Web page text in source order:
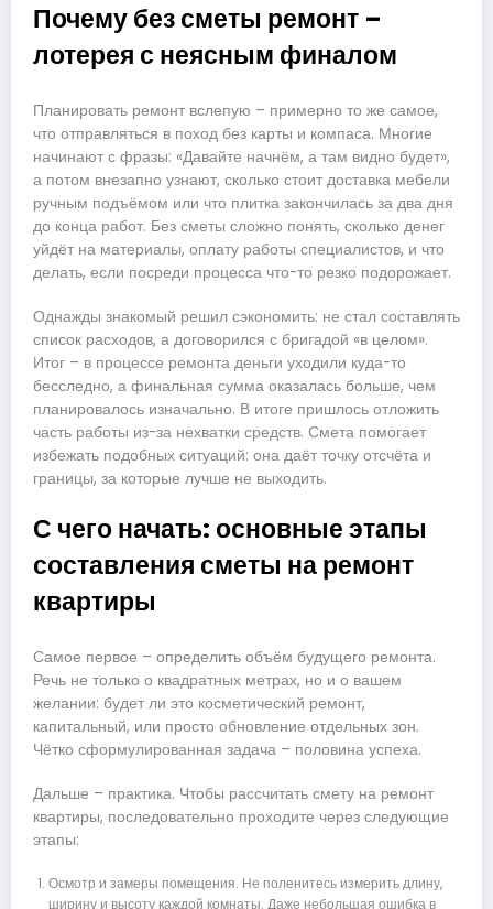
Почему без сметы ремонт –
лотерея с неясным финалом
Планировать ремонт вслепую – примерно то же самое,
что отправляться в поход без карты и компаса. Многие
начинают с фразы: «Давайте начнём, а там видно будет»,
а потом внезапно узнают, сколько стоит доставка мебели
ручным подъёмом или что плитка закончилась за два дня
до конца работ. Без сметы сложно понять, сколько денег
уйдёт на материалы, оплату работы специалистов, и что
делать, если посреди процесса что-то резко подорожает.
Однажды знакомый решил сэкономить: не стал составлять
список расходов, а договорился с бригадой «в целом».
Итог – в процессе ремонта деньги уходили куда-то
бесследно, а финальная сумма оказалась больше, чем
планировалось изначально. В итоге пришлось отложить
часть работы из-за нехватки средств. Смета помогает
избежать подобных ситуаций: она даёт точку отсчёта и
границы, за которые лучше не выходить.
С чего начать: основные этапы
составления сметы на ремонт
квартиры
Самое первое – определить объём будущего ремонта.
Речь не только о квадратных метрах, но и о вашем
желании: будет ли это косметический ремонт,
капитальный, или просто обновление отдельных зон.
Чётко сформулированная задача – половина успеха.
Дальше – практика. Чтобы рассчитать смету на ремонт
квартиры, последовательно проходите через следующие
этапы:
Осмотр и замеры помещения. Не поленитесь измерить длину,
ширину и высоту каждой комнаты. Даже небольшая ошибка в